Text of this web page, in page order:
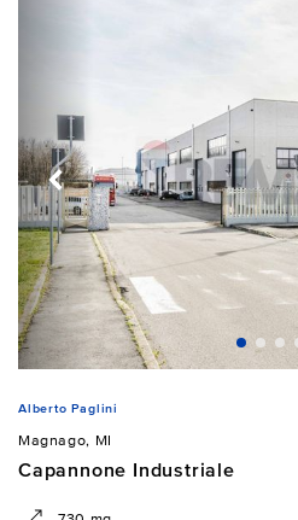
Alberto Paglini
Magnago, MI
Capannone Industriale